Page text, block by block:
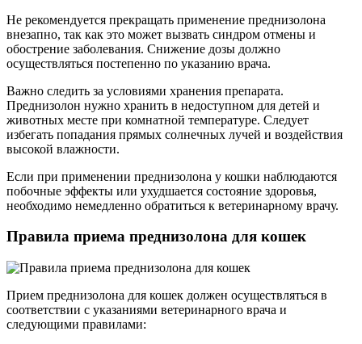
Не рекомендуется прекращать применение преднизолона
внезапно, так как это может вызвать синдром отмены и
обострение заболевания. Снижение дозы должно
осуществляться постепенно по указанию врача.
Важно следить за условиями хранения препарата.
Преднизолон нужно хранить в недоступном для детей и
животных месте при комнатной температуре. Следует
избегать попадания прямых солнечных лучей и воздействия
высокой влажности.
Если при применении преднизолона у кошки наблюдаются
побочные эффекты или ухудшается состояние здоровья,
необходимо немедленно обратиться к ветеринарному врачу.
Правила приема преднизолона для кошек
Прием преднизолона для кошек должен осуществляться в
соответствии с указаниями ветеринарного врача и
следующими правилами: